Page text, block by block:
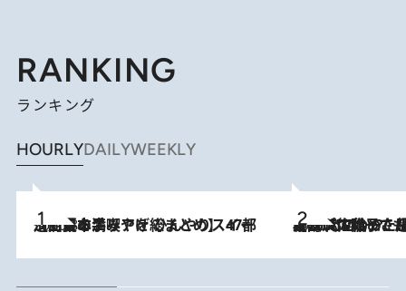
RANKING
ランキング
HOURLYDAILYWEEKLY
2026.8.5
【西日本エリアを総まとめ】 47都道府県の手みやげ ひんやりスイーツで夏を満喫 2026.8.5
【阿川佐和子さんの年とる力】なぜ70代で始めた趣味は“こんなに楽しい”のか？ ピアノ、俳句…スランプに陥っても続けられる“ある秘訣”とは